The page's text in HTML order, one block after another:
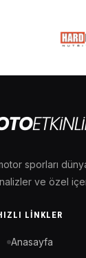
sporları
ve özel
LINKLER
Anasayfa